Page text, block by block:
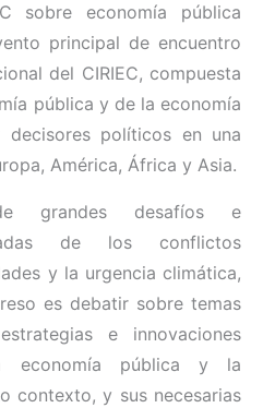
sobre economía pública
principal de encuentro
del CIRIEC, compuesta
pública y de la economía
decisores políticos en una
América, África y Asia.
grandes desafíos e
de los conflictos
y la urgencia climática,
es debatir sobre temas
e innovaciones
economía pública y la
contexto, y sus necesarias